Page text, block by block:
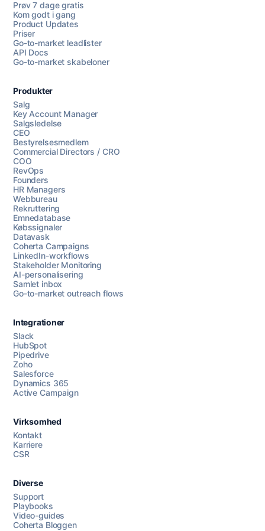
Chat med os
AI Campaign Assist
Prøv 7 dage gratis
Kom godt i gang
Product Updates
Priser
Go-to-market leadlister
API Docs
Go-to-market skabeloner
Produkter
Salg
Key Account Manager
Salgsledelse
CEO
Bestyrelsesmedlem
Commercial Directors / CRO
COO
RevOps
Founders
HR Managers
Webbureau
Rekruttering
Emnedatabase
Købssignaler
Datavask
Coherta Campaigns
LinkedIn-workflows
Stakeholder Monitoring
AI-personalisering
Samlet inbox
Go-to-market outreach flows
Integrationer
Slack
HubSpot
Pipedrive
Zoho
Salesforce
Dynamics 365
Active Campaign
Virksomhed
Kontakt
Karriere
CSR
Diverse
Support
Playbooks
Video-guides
Coherta Bloggen